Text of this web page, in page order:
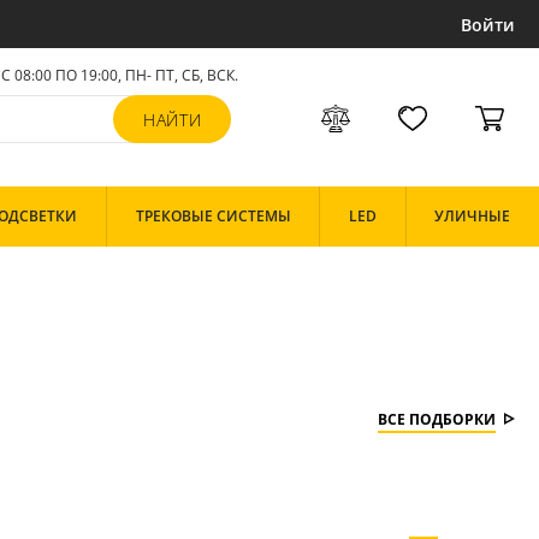
Войти
С 08:00 ПО 19:00, ПН- ПТ,СБ, ВСК.
ТРЕКОВЫЕ СИСТЕМЫ LED УЛИЧНЫЕ
ВСЕ ПОДБОРКИ